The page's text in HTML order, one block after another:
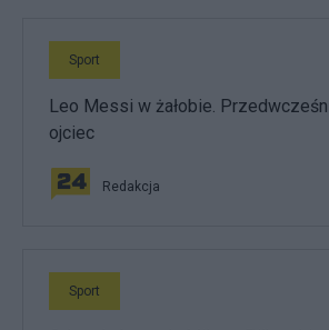
Sport
Leo Messi w żałobie.
ojciec
Redakcja
Sport